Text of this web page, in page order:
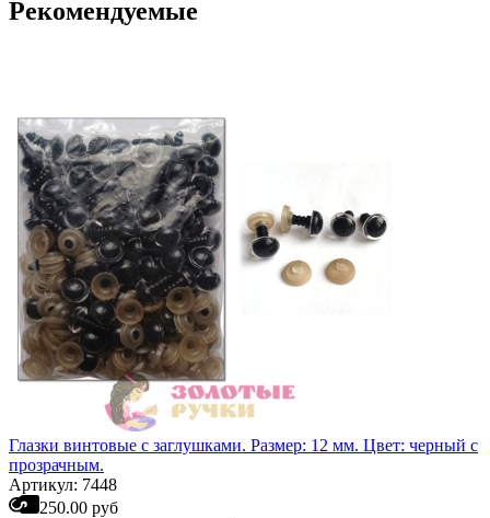
Рекомендуемые
Глазки винтовые с заглушками. Размер: 12 мм. Цвет: черный с
прозрачным.
Артикул: 7448
250.00 руб